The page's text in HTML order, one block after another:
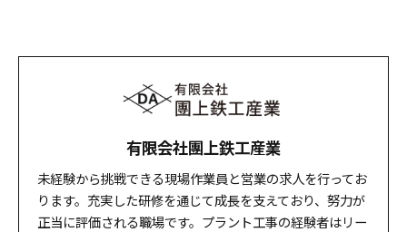
有限会社團上鉄工産業
未経験から挑戦できる現場作業員と営業の求人を行ってお
ります。充実した研修を通じて成長を支えており、努力が
正当に評価される職場です。プラント工事の経験者はリー